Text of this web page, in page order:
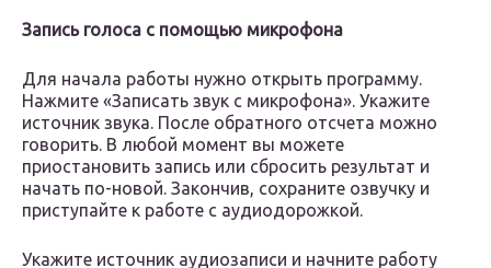
Запись голоса с помощью микрофона
Для начала работы нужно открыть программу.
Нажмите «Записать звук с микрофона». Укажите
источник звука. После обратного отсчета можно
говорить. В любой момент вы можете
приостановить запись или сбросить результат и
начать по-новой. Закончив, сохраните озвучку и
приступайте к работе с аудиодорожкой.
Укажите источник аудиозаписи и начните работу